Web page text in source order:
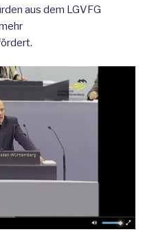
aus dem LGVFG